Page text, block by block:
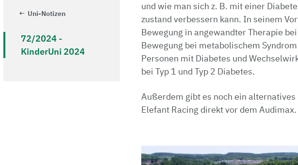
Uni-Notizen
72/2024 -
KinderUni 2024
und wie man sich z. B. mit einer
zustand verbessern kann. In seinem
Bewegung in angewandter Therapie
Bewegung bei metabolischem
Personen mit Diabetes und
bei Typ 1 und Typ 2 Diabetes.
Außerdem gibt es noch ein
Elefant Racing direkt vor dem Audimax.